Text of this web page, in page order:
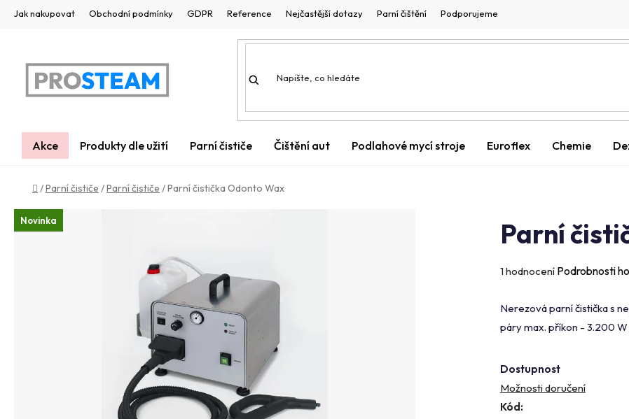
Jak nakupovat Obchodní podmínky GDPR Reference Nejčastější dotazy Parní čištění Podporujeme
Akce Produkty dle užití Parní čističe Čištění aut Podlahové mycí stroje Euroflex Chemie
Domů
/Parní čističe /Parní čističe /Parní čistička Odonto Wax
Parní
Průměrné
produktu
je
z
5
hvězdiček.
1 hodnocení Podrobnosti
Nerezová parní čistička s
páry max. příkon - 3.200
Dostupnost
Možnosti doručení
Kód:
Novinka